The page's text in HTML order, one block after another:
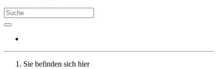
Sie befinden sich hier